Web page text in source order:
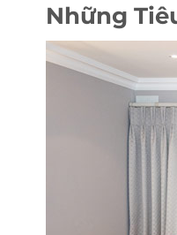
Những